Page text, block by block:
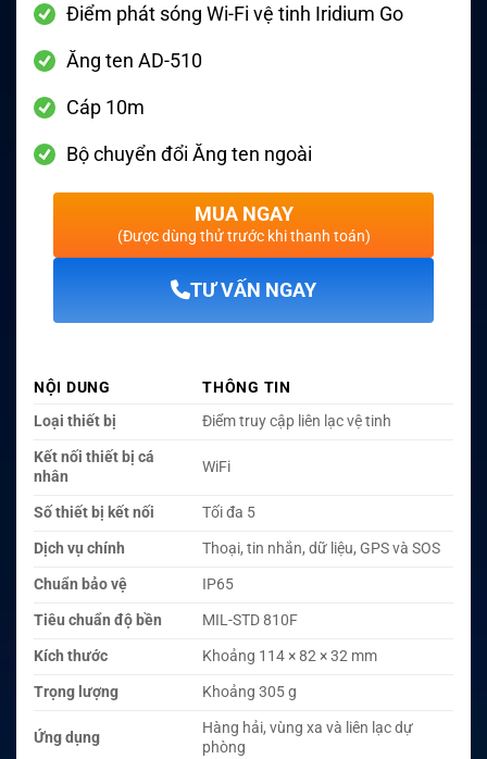
Điểm phát sóng Wi-Fi vệ tinh Iridium Go
Ăng ten AD-510
Cáp 10m
Bộ chuyển đổi Ăng ten ngoài
MUA NGAY
(Được dùng thử trước khi thanh toán)
TƯ VẤN NGAY
NỘI DUNG
THÔNG TIN
Loại thiết bị
Điểm truy cập liên lạc vệ tinh
Kết nối thiết bị cá
nhân
WiFi
Số thiết bị kết nối
Tối đa 5
Dịch vụ chính
Thoại, tin nhắn, dữ liệu, GPS và SOS
Chuẩn bảo vệ
IP65
Tiêu chuẩn độ bền
MIL-STD 810F
Kích thước
Khoảng 114 × 82 × 32 mm
Trọng lượng
Khoảng 305 g
Ứng dụng
Hàng hải, vùng xa và liên lạc dự
phòng